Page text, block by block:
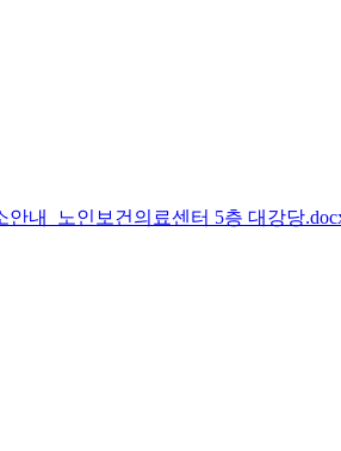
안내_노인보건의료센터 5층 대강당